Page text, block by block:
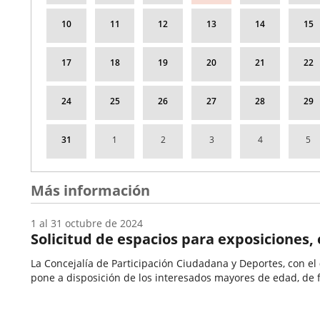
Fechas
Organizador
Programa
Exposiciones en los centros cívicos
Espacio
Centro Cívico Zona Sur
LUZ.
ALBERTO DURÁN PHOTOGRAPHY
Fechas
evento
al 15 de septiembre de 2026
Organizador
actividad
Programa
Exposiciones en los centros cívicos
Espacio
Centro Municipal José Luis Mosquera (Huerta del Rey)
agosto
10 11 12 13 14 15
17 18 19 20 21 22
24 25 26 27 28 29
31 1 2 3 4 5
Más información
Solicitud de espacios para
La Concejalía de Participación Ciudadana y Deportes, con
pone a disposición de los interesados mayores de edad, de
1 al 31 octubre de 2024